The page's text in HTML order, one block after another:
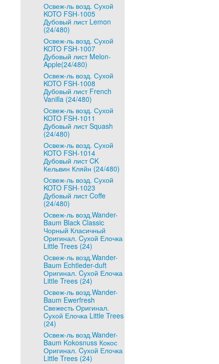
Освеж-ль возд. Сухой
KOTO FSH-1005
Дубовый лист Lemon
(24/480)
Освеж-ль возд. Сухой
KOTO FSH-1007
Дубовый лист Melon-
Apple(24/480)
Освеж-ль возд. Сухой
KOTO FSH-1008
Дубовый лист French
Vanilla (24/480)
Освеж-ль возд. Сухой
KOTO FSH-1011
Дубовый лист Squash
(24/480)
Освеж-ль возд. Сухой
KOTO FSH-1014
Дубовый лист CK
Кельвин Кляйн (24/480)
Освеж-ль возд. Сухой
KOTO FSH-1023
Дубовый лист Coffe
(24/480)
Освеж-ль возд.Wander-
Baum Black Classic
Чорный Класичный
Оригинал. Cухой Елочка
Little Trees (24)
Освеж-ль возд.Wander-
Baum Echtleder-duft
Оригинал. Cухой Елочка
Little Trees (24)
Освеж-ль возд.Wander-
Baum Ewerfresh
Свежесть Оригинал.
Cухой Елочка Little Trees
(24)
Освеж-ль возд.Wander-
Baum Kokosnuss Кокос
Оригинал. Cухой Елочка
Little Trees (24)